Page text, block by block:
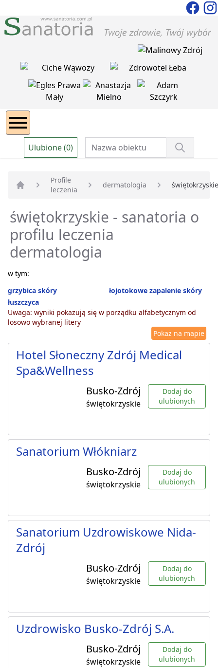
Ulubione (0)
Strona główna
Profile
leczenia
dermatologia świętokrzyskie
świętokrzyskie - sanatoria o
profilu leczenia
dermatologia
w tym:
grzybica skóry
łojotokowe zapalenie skóry
łuszczyca
Uwaga: wyniki pokazują się w porządku alfabetycznym od
losowo wybranej litery
Pokaż na mapie
Hotel Słoneczny Zdrój Medical
Spa&Wellness
Busko-Zdrój
świętokrzyskie
Dodaj do
ulubionych
Sanatorium Włókniarz
Busko-Zdrój
świętokrzyskie
Dodaj do
ulubionych
Sanatorium Uzdrowiskowe Nida-
Zdrój
Busko-Zdrój
świętokrzyskie
Dodaj do
ulubionych
Uzdrowisko Busko-Zdrój S.A.
Busko-Zdrój
świętokrzyskie
Dodaj do
ulubionych